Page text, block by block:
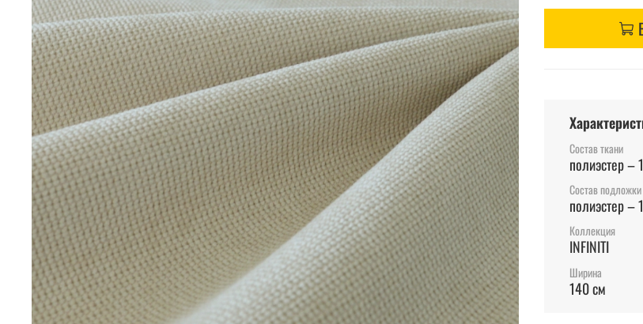
Состав ткани
полиэстер –
Состав подложки
полиэстер –
Коллекция
INFINITI
Ширина
140 см